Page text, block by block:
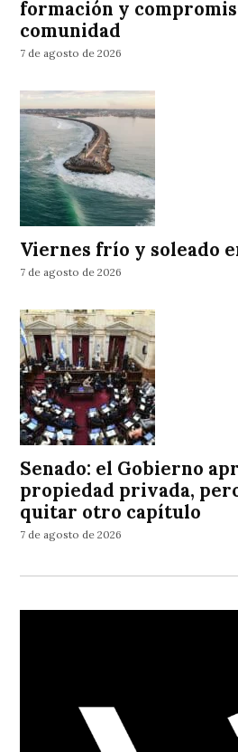
formación y
comunidad
7 de agosto de 2026
Viernes frío y soleado
7 de agosto de 2026
Senado: el Gobierno
propiedad privada,
quitar otro capítulo
7 de agosto de 2026